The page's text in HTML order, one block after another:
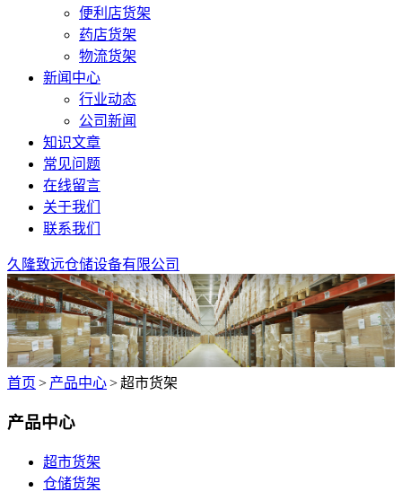
便利店货架
药店货架
物流货架
新闻中心
行业动态
公司新闻
知识文章
常见问题
在线留言
关于我们
联系我们
久隆致远仓储设备有限公司
首页 > 产品中心>超市货架
产品中心
超市货架
仓储货架